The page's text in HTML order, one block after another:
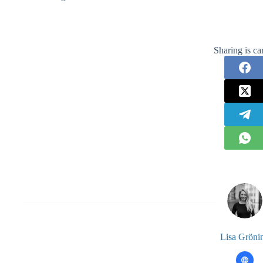
Sharing is
Lisa